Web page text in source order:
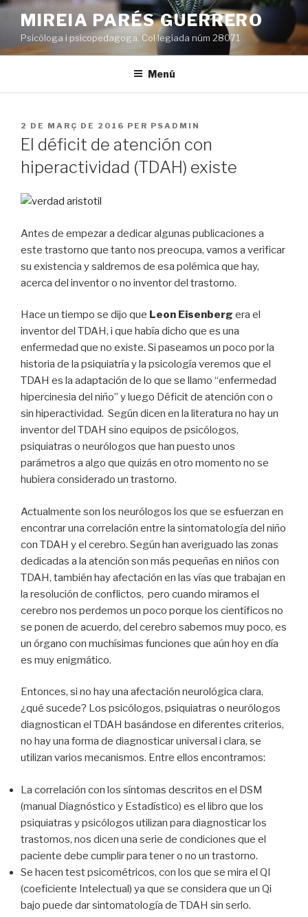
Vés
contingut
MIREIA PARÉS GUERRERO
Psicòloga i psicopedagoga. Col·legiada núm 28071
Menú
PUBLICAT
A
2 DE MARÇ DE 2016 PER PSADMIN
El déficit de atención con
hiperactividad (TDAH) existe
Antes de empezar a dedicar algunas publicaciones a
este trastorno que tanto nos preocupa, vamos a verificar
su existencia y saldremos de esa polémica que hay,
acerca del inventor o no inventor del trastorno.
Hace un tiempo se dijo que Leon Eisenberg era el
inventor del TDAH, i que había dicho que es una
enfermedad que no existe. Si paseamos un poco por la
historia de la psiquiatría y la psicología veremos que el
TDAH es la adaptación de lo que se llamo “enfermedad
hipercinesia del niño” y luego Déficit de atención con o
sin hiperactividad. Según dicen en la literatura no hay un
inventor del TDAH sino equipos de psicólogos,
psiquiatras o neurólogos que han puesto unos
parámetros a algo que quizás en otro momento no se
hubiera considerado un trastorno.
Actualmente son los neurólogos los que se esfuerzan en
encontrar una correlación entre la sintomatología del niño
con TDAH y el cerebro. Según han averiguado las zonas
dedicadas a la atención son más pequeñas en niños con
TDAH, también hay afectación en las vías que trabajan en
la resolución de conflictos, pero cuando miramos el
cerebro nos perdemos un poco porque los científicos no
se ponen de acuerdo, del cerebro sabemos muy poco, es
un órgano con muchísimas funciones que aún hoy en día
es muy enigmático.
Entonces, si no hay una afectación neurológica clara,
¿qué sucede? Los psicólogos, psiquiatras o neurólogos
diagnostican el TDAH basándose en diferentes criterios,
no hay una forma de diagnosticar universal i clara, se
utilizan varios mecanismos. Entre ellos encontramos:
La correlación con los síntomas descritos en el DSM
(manual Diagnóstico y Estadístico) es el libro que los
psiquiatras y psicólogos utilizan para diagnosticar los
trastornos, nos dicen una serie de condiciones que el
paciente debe cumplir para tener o no un trastorno.
Se hacen test psicométricos, con los que se mira el QI
(coeficiente Intelectual) ya que se considera que un Qi
bajo puede dar sintomatología de TDAH sin serlo.